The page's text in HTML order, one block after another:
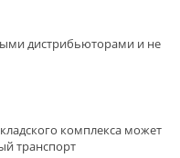
дистрибьюторами и не
комплекса может
транспорт